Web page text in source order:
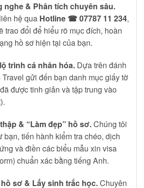
nghe & Phân tích chuyên sâu.
hệ qua Hotline ☎ 07787 11 234,
trao đổi để hiểu rõ mục đích, hoàn
hồ sơ hiện tại của bạn.
trình cá nhân hóa.Dựa trên đánh
gửi đến bạn danh mục giấy tờ
được tinh giản và tập trung vào
& “Làm đẹp” hồ sơ.Chúng tôi
bạn, tiến hành kiểm tra chéo, dịch
và điền các biểu mẫu xin visa
chuẩn xác bằng tiếng Anh.
sơ & Lấy sinh trắc học.Chuyên